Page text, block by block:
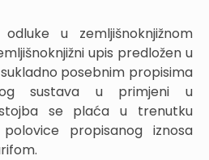
u zemljišnoknjižnom
upis predložen u
posebnim propisima
sustava u primjeni u
se plaća u trenutku
propisanog iznosa